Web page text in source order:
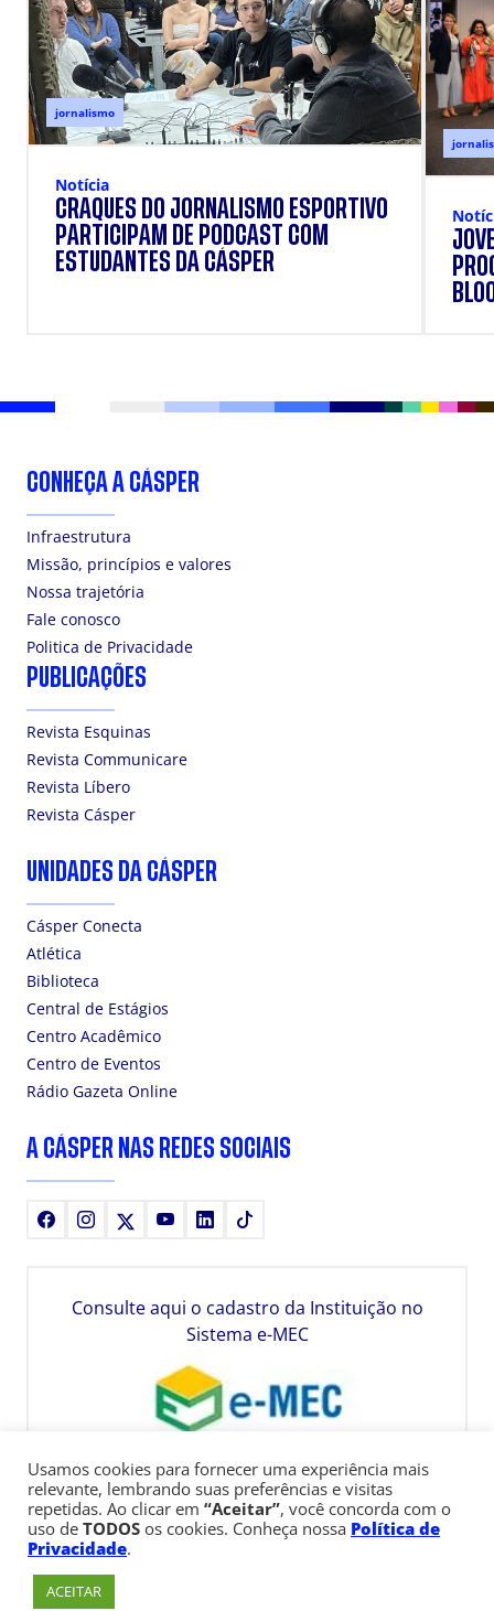
jornalismo
Notícia
CRAQUES DO JORNALISMO ESPORTIVO
PARTICIPAM DE PODCAST COM
ESTUDANTES DA CÁSPER
CONHEÇA A CÁSPER
Infraestrutura
Missão, princípios e valores
Nossa trajetória
Fale conosco
Politica de Privacidade
PUBLICAÇÕES
Revista Esquinas
Revista Communicare
Revista Líbero
Revista Cásper
UNIDADES DA CÁSPER
Cásper Conecta
Atlética
Biblioteca
Central de Estágios
Centro Acadêmico
Centro de Eventos
Rádio Gazeta Online
A CÁSPER NAS REDES SOCIAIS
FacebookInstagram YoutubeLinkedIn
Consulte aqui o cadastro da Instituição no
Sistema e-MEC
Usamos cookies para fornecer uma experiência mais
relevante, lembrando suas preferências e visitas
repetidas. Ao clicar em “Aceitar”, você concorda com o
uso de TODOS os cookies. Conheça nossa Política de
Privacidade.
ACEITAR